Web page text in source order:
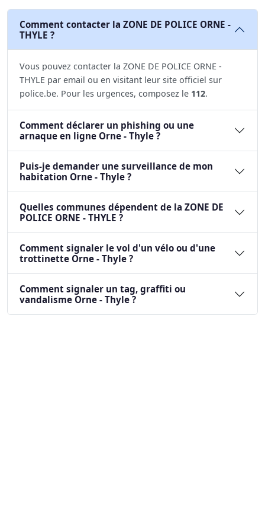
Comment contacter la ZONE DE POLICE ORNE -
THYLE ?
Vous pouvez contacter la ZONE DE POLICE ORNE -
THYLE par email ou en visitant leur site officiel sur
police.be. Pour les urgences, composez le 112.
Comment déclarer un phishing ou une
arnaque en ligne Orne - Thyle ?
Puis-je demander une surveillance de mon
habitation Orne - Thyle ?
Quelles communes dépendent de la ZONE DE
POLICE ORNE - THYLE ?
Comment signaler le vol d'un vélo ou d'une
trottinette Orne - Thyle ?
Comment signaler un tag, graffiti ou
vandalisme Orne - Thyle ?